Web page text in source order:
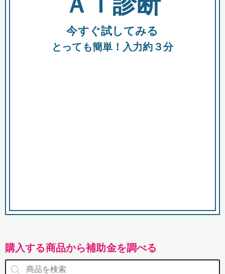
全国の検索結果を含めて表示
助成金 融資 出資
今すぐ試してみる
とっても簡単！入力約３分
購入する商品から補助金を調べる